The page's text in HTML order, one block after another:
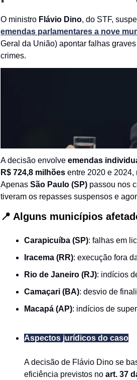
O ministro Flávio Dino, do STF,
emendas parlamentares a nove
Geral da União) apontar falhas
crimes.
A decisão envolve emendas
R$ 724,8 milhões entre 2020 e
Apenas São Paulo (SP) passou nos
tiveram os repasses suspensos e
📍 Alguns municípios
Carapicuíba (SP): falhas em
Iracema (RR): execução fora
Rio de Janeiro (RJ): indícios
Camaçari (BA): desvio de
Macapá (AP): indícios de
Aspectos jurídicos do caso
A decisão de Flávio Dino se
eficiência previstos no art. 37